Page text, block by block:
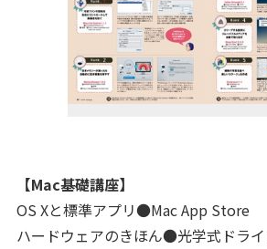
【Mac基礎講座】
OS Xと標準アプリ●Mac App Store
ハードウェアのきほん●光学式ドラ